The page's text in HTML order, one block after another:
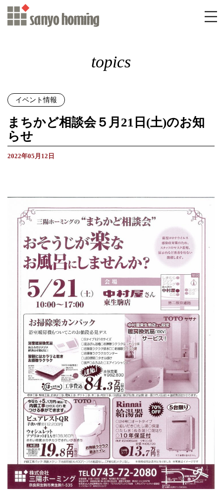
topics
イベント情報
まちかど相談会５月21日(土)のお知
らせ
2022年05月12日